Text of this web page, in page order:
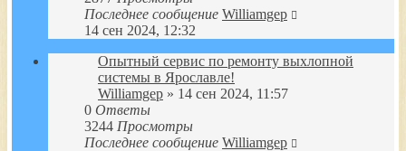
Последнее сообщение Williamgep
14 сен 2024, 12:32
Опытный сервис по ремонту выхлопной
системы в Ярославле!
Williamgep » 14 сен 2024, 11:57
0 Ответы
3244 Просмотры
Последнее сообщение Williamgep